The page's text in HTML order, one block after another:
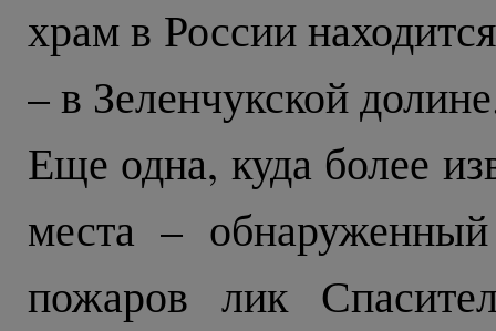
храм в России
– в Зеленчукской
Еще одна, куда более
места –
пожаров лик